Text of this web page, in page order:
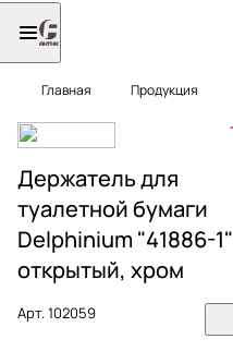
Главная Продукция
Держатель для
туалетной бумаги
Delphinium "41886-1"
открытый, хром
Арт.102059